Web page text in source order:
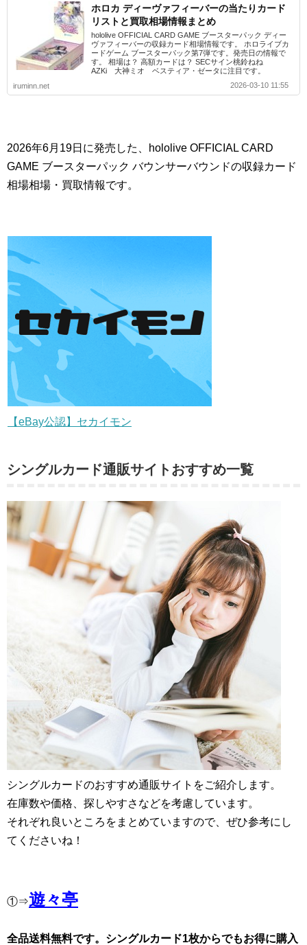
ホロカ ディーヴァフィーバーの当たりカード
リストと買取相場情報まとめ
hololive OFFICIAL CARD GAME ブースターパック ディー
ヴァフィーバーの収録カード相場情報です。 ホロライブカ
ードゲーム ブースターパック第7弾です。発売日の情報で
す。 相場は？ 高額カードは？ SECサイン桃鈴ねね
AZKi 大神ミオ ベスティア・ゼータに注目です。
iruminn.net
2026-03-10 11:55
2026年6月19日に発売した、hololive OFFICIAL CARD
GAME ブースターパック バウンサーバウンドの収録カード
相場相場・買取情報です。
【eBay公認】セカイモン
シングルカード通販サイトおすすめ一覧
シングルカードのおすすめ通販サイトをご紹介します。
在庫数や価格、探しやすさなどを考慮しています。
それぞれ良いところをまとめていますので、ぜひ参考にし
てくださいね！
①⇒遊々亭
全品送料無料です。シングルカード1枚からでもお得に購入